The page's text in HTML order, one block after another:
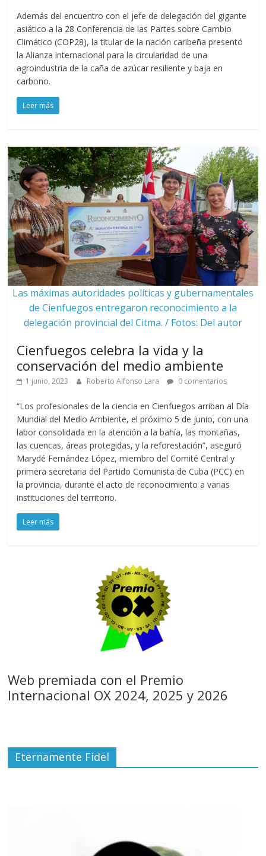
Además del encuentro con el jefe de delegación del gigante
asiático a la 28 Conferencia de las Partes sobre Cambio
Climático (COP28), la titular de la nación caribeña presentó
la Alianza internacional para la circularidad de una
agroindustria de la caña de azúcar resiliente y baja en
carbono.
Leer más
Las máximas autoridades políticas y gubernamentales
de Cienfuegos entregaron reconocimiento a la
delegación provincial del Citma. / Fotos: Del autor
Cienfuegos celebra la vida y la
conservación del medio ambiente
1 junio, 2023 Roberto Alfonso Lara 0 comentarios
“Los profesionales de la ciencia en Cienfuegos arriban al Día
Mundial del Medio Ambiente, el próximo 5 de junio, con una
labor consolidada en la atención a la bahía, las montañas,
las cuencas, áreas protegidas, y la reforestación”, aseguró
Marydé Fernández López, miembro del Comité Central y
primera secretaria del Partido Comunista de Cuba (PCC) en
la provincia, durante el acto de reconocimiento a varias
instituciones del territorio.
Leer más
Web premiada con el Premio
Internacional OX 2024, 2025 y 2026
Eternamente Fidel